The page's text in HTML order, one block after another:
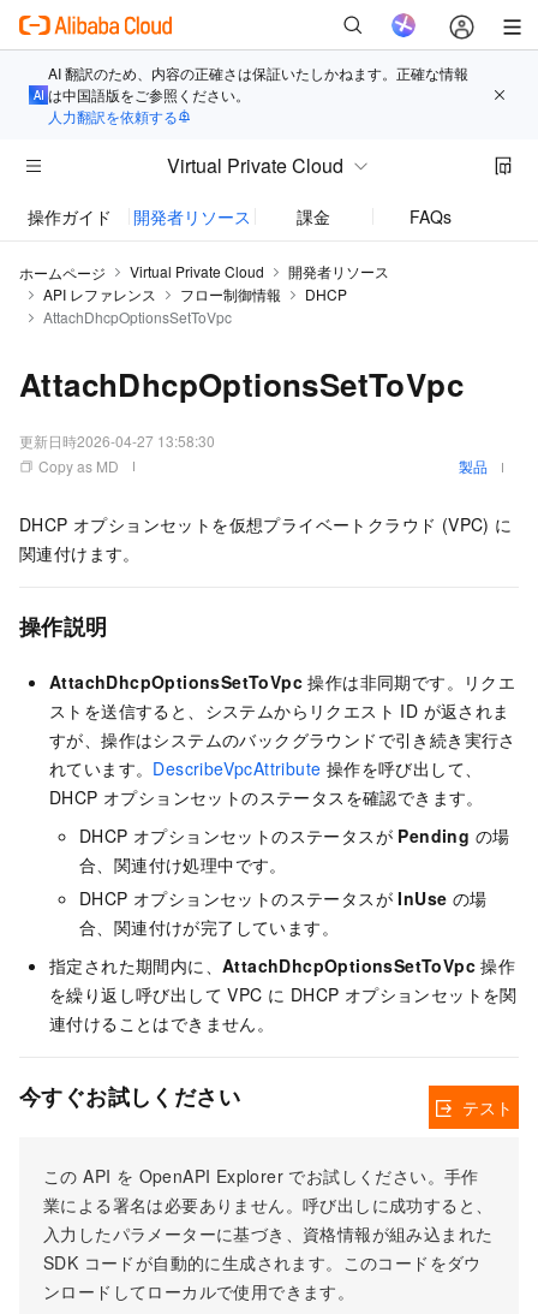
AI 翻訳のため、内容の正確さは保証いたしかねます。正確な情報
は中国語版をご参照ください。
人力翻訳を依頼する
Virtual Private Cloud
操作ガイド 開発者リソース 課金 FAQs
ホームページ Virtual Private Cloud
開発者リソース
API レファレンス
フロー制御情報
DHCP
AttachDhcpOptionsSetToVpc
AttachDhcpOptionsSetToVpc
更新日時2026-04-27 13:58:30
Copy as MD
製品
DHCP オプションセットを仮想プライベートクラウド (VPC) に
関連付けます。
操作説明
AttachDhcpOptionsSetToVpc 操作は非同期です。リクエ
ストを送信すると、システムからリクエスト ID が返されま
すが、操作はシステムのバックグラウンドで引き続き実行さ
れています。 DescribeVpcAttribute 操作を呼び出して、
DHCP オプションセットのステータスを確認できます。
DHCP オプションセットのステータスが Pending の場
合、関連付け処理中です。
DHCP オプションセットのステータスがInUse の場
合、関連付けが完了しています。
指定された期間内に、 AttachDhcpOptionsSetToVpc 操作
を繰り返し呼び出して VPC に DHCP オプションセットを関
連付けることはできません。
今すぐお試しください
この API を OpenAPI Explorer でお試しください。手作
業による署名は必要ありません。呼び出しに成功すると、
入力したパラメーターに基づき、資格情報が組み込まれた
SDK コードが自動的に生成されます。このコードをダウ
ンロードしてローカルで使用できます。
テスト